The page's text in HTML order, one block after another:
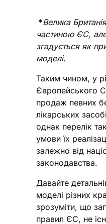
*Велика
частиною ЄС, але
згадується як
моделі.
Таким чином, у
Європейського
продаж певних
лікарських
однак перелік
умови їх
залежно від
законодавства.
Давайте
моделі різних
зрозуміти, що
правил ЄС, не